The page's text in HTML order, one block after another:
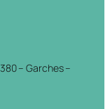
– Garches –